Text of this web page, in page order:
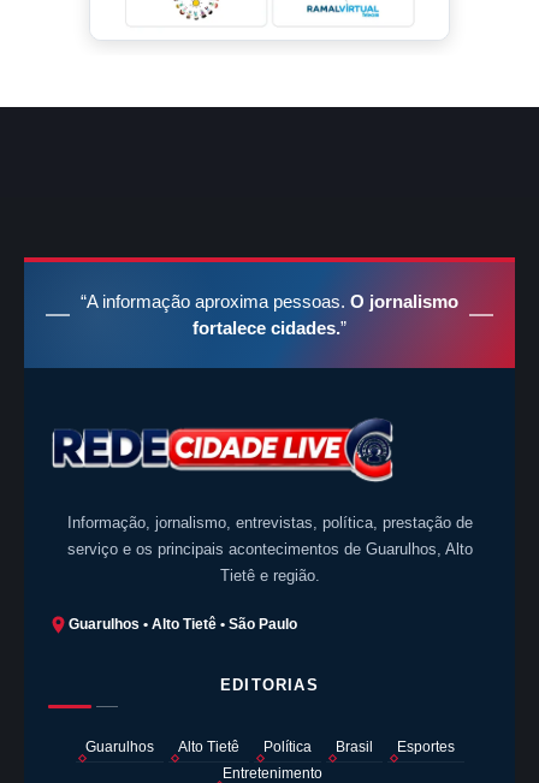
“A informação aproxima pessoas. O jornalismo
fortalece cidades.”
Informação, jornalismo, entrevistas, política, prestação de
serviço e os principais acontecimentos de Guarulhos, Alto
Tietê e região.
Guarulhos • Alto Tietê • São Paulo
EDITORIAS
Guarulhos Alto Tietê Política Brasil
Esportes
Entretenimento